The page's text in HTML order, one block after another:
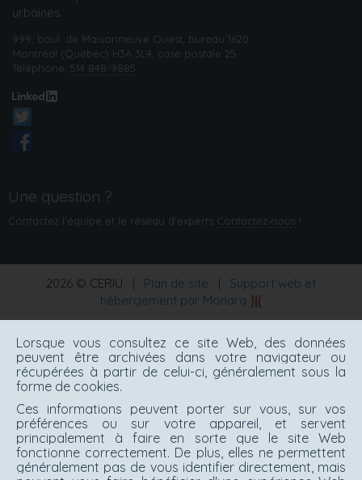
urbaines
999, boul. de Maisonneuve Ouest, bureau 1620
Montréal (Québec) H3A 3L4, case postale 25
Téléphone: 514 848-9885
Une question ?
Contactez l'équipe et le réseau d’experts Contactez‑nous !
2026 © CERIU | Plan de site |
Support web et
hébergement par Monarq
Lorsque vous consultez ce site Web, des données
peuvent être archivées dans votre navigateur ou
récupérées à partir de celui-ci, généralement sous la
forme de cookies.
Ces informations peuvent porter sur vous, sur vos
préférences ou sur votre appareil, et servent
principalement à faire en sorte que le site Web
fonctionne correctement. De plus, elles ne permettent
généralement pas de vous identifier directement, mais